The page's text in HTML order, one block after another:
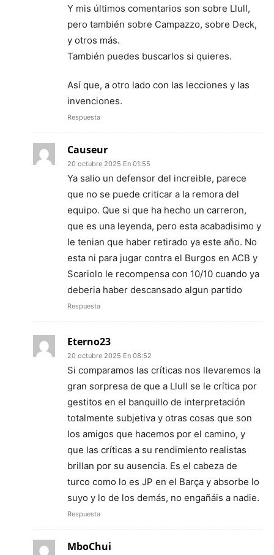
Y mis últimos comentarios son sobre Llull,
pero también sobre Campazzo, sobre Deck,
y otros más.
También puedes buscarlos si quieres.
Así que, a otro lado con las lecciones y las
invenciones.
Respuesta
Causeur
20 octubre 2025 En 01:55
Ya salio un defensor del increible, parece
que no se puede criticar a la remora del
equipo. Que si que ha hecho un carreron,
que es una leyenda, pero esta acabadisimo y
le tenian que haber retirado ya este año. No
esta ni para jugar contra el Burgos en ACB y
Scariolo le recompensa con 10/10 cuando ya
deberia haber descansado algun partido
Respuesta
Eterno23
20 octubre 2025 En 08:52
Si comparamos las críticas nos llevaremos la
gran sorpresa de que a Llull se le crítica por
gestitos en el banquillo de interpretación
totalmente subjetiva y otras cosas que son
los amigos que hacemos por el camino, y
que las críticas a su rendimiento realistas
brillan por su ausencia. Es el cabeza de
turco como lo es JP en el Barça y absorbe lo
suyo y lo de los demás, no engañáis a nadie.
Respuesta
MboChui